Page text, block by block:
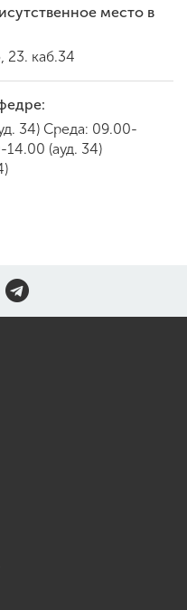
место в
23. каб.34
34) Среда: 09.00-
14.00 (ауд. 34)